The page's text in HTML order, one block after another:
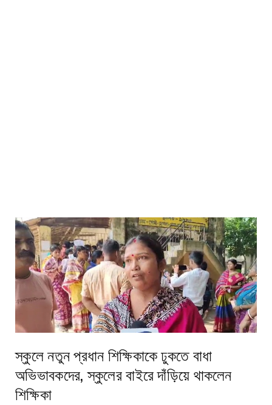
স্কুলে নতুন প্রধান শিক্ষিকাকে ঢুকতে বাধা
অভিভাবকদের, স্কুলের বাইরে দাঁড়িয়ে থাকলেন
শিক্ষিকা